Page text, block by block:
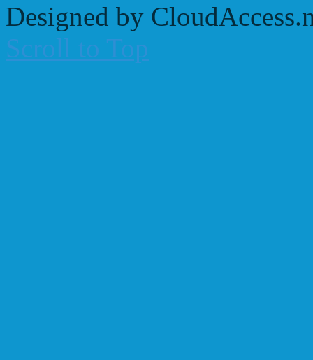
Designed by
Scroll to Top